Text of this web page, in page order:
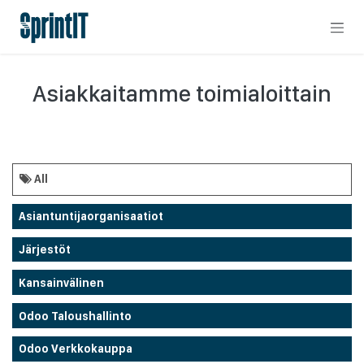
Asiakkaitamme toimialoittain
All
Asiantuntijaorganisaatiot
Järjestöt
Kansainvälinen
Odoo Taloushallinto
Odoo Verkkokauppa